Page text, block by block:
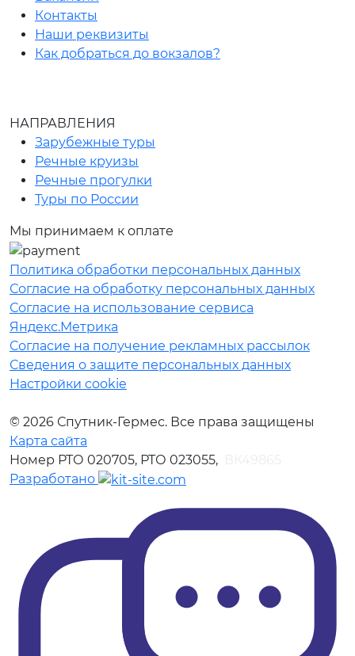
Контакты
Наши реквизиты
Как добраться до вокзалов?
НАПРАВЛЕНИЯ
Зарубежные туры
Речные круизы
Речные прогулки
Туры по России
Мы принимаем к оплате
Политика обработки персональных данных
Согласие на обработку персональных данных
Согласие на использование сервиса
Яндекс.Метрика
Согласие на получение рекламных рассылок
Сведения о защите персональных данных
Настройки cookie
© 2026 Спутник-Гермес. Все права защищены
Карта сайта
Номер РТО 020705, РТО 023055,
Разработано